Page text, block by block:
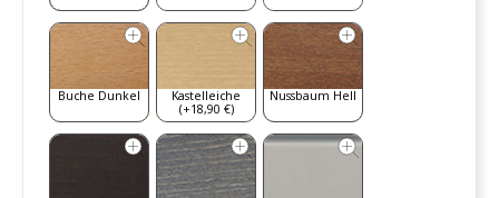
Buche Dunkel
Kastelleiche
(+18,90 €)
Nussbaum Hell